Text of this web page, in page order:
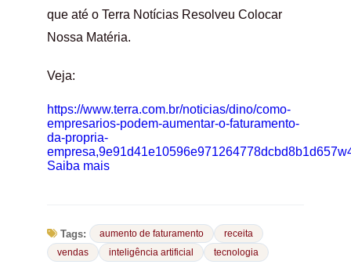
que até o Terra Notícias Resolveu Colocar
Nossa Matéria.
Veja:
https://www.terra.com.br/noticias/dino/como-
empresarios-podem-aumentar-o-faturamento-
da-propria-
Saiba mais
Tags: aumento de faturamento
receita
vendas
inteligência artificial tecnologia